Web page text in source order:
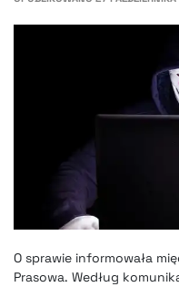
O sprawie informowała
Prasowa. Według